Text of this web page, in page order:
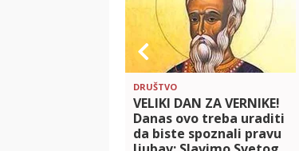
DRUŠTVO
VELIKI DAN ZA VERNIKE!
Danas ovo treba uraditi
da biste spoznali pravu